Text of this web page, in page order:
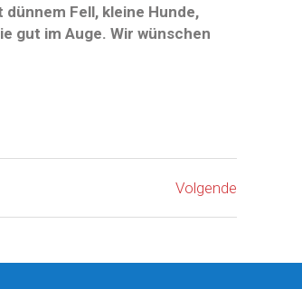
Fell, kleine Hunde,
gut im Auge. Wir wünschen
Volgende